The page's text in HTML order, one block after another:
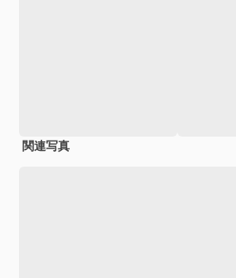
関連写真